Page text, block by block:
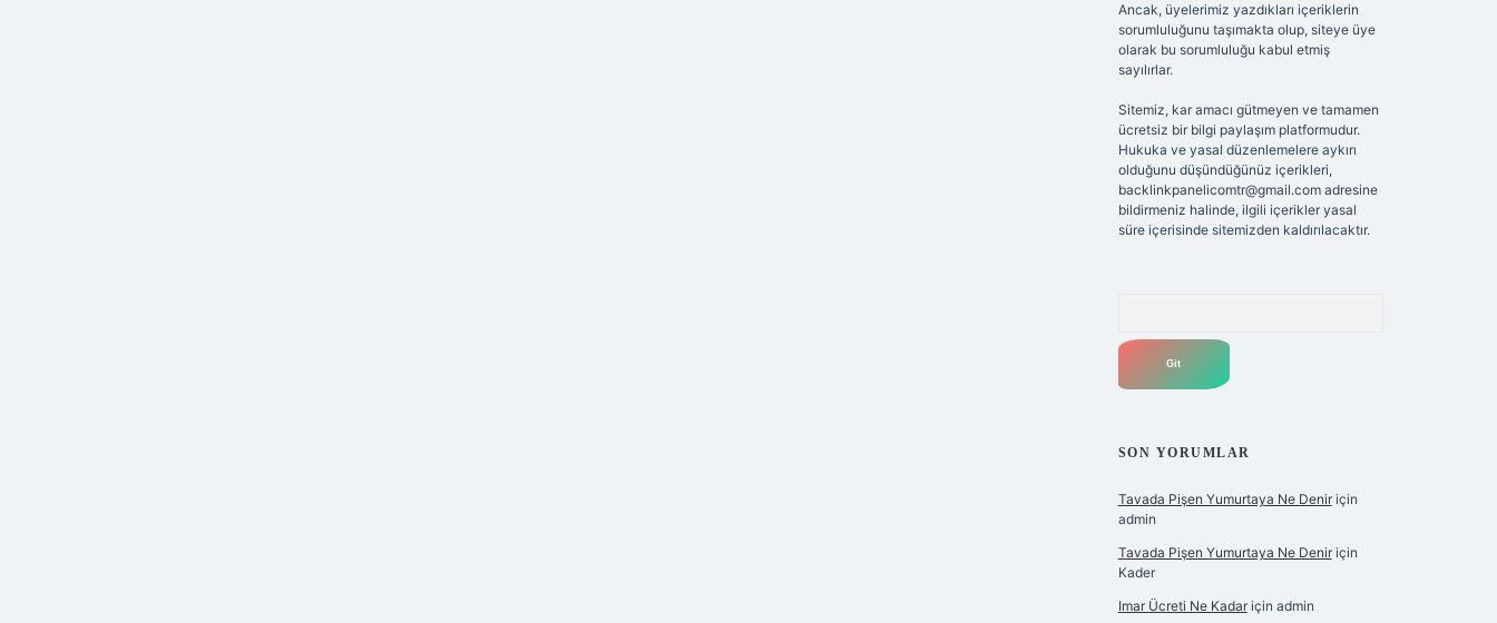
Ancak, üyelerimiz yazdıkları içeriklerin
sorumluluğunu taşımakta olup, siteye üye
olarak bu sorumluluğu kabul etmiş
sayılırlar.
Sitemiz, kar amacı gütmeyen ve tamamen
ücretsiz bir bilgi paylaşım platformudur.
Hukuka ve yasal düzenlemelere aykırı
olduğunu düşündüğünüz içerikleri,
backlinkpanelicomtr@gmail.comadresine
bildirmeniz halinde, ilgili içerikler yasal
süre içerisinde sitemizden kaldırılacaktır.
SON YORUMLAR
Tavada Pişen Yumurtaya Ne Deniriçin
admin
Tavada Pişen Yumurtaya Ne Deniriçin
Kader
Imar Ücreti Ne Kadariçin admin